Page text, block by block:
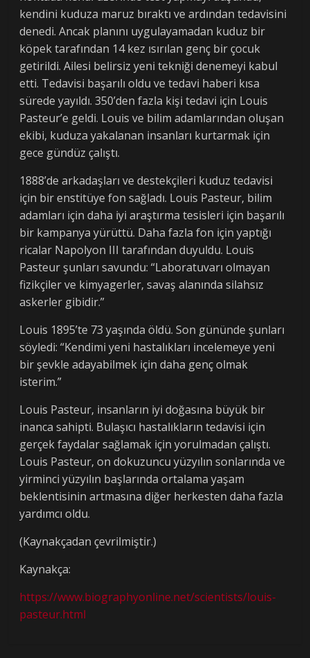
kendini kuduza maruz bıraktı ve ardından tedavisini
denedi. Ancak planını uygulayamadan kuduz bir
köpek tarafından 14 kez ısırılan genç bir çocuk
getirildi. Ailesi belirsiz yeni tekniği denemeyi kabul
etti. Tedavisi başarılı oldu ve tedavi haberi kısa
sürede yayıldı. 350’den fazla kişi tedavi için Louis
Pasteur’e geldi. Louis ve bilim adamlarından oluşan
ekibi, kuduza yakalanan insanları kurtarmak için
gece gündüz çalıştı.
1888’de arkadaşları ve destekçileri kuduz tedavisi
için bir enstitüye fon sağladı. Louis Pasteur, bilim
adamları için daha iyi araştırma tesisleri için başarılı
bir kampanya yürüttü. Daha fazla fon için yaptığı
ricalar Napolyon III tarafından duyuldu. Louis
Pasteur şunları savundu: “Laboratuvarı olmayan
fizikçiler ve kimyagerler, savaş alanında silahsız
askerler gibidir.”
Louis 1895’te 73 yaşında öldü. Son gününde şunları
söyledi: “Kendimi yeni hastalıkları incelemeye yeni
bir şevkle adayabilmek için daha genç olmak
isterim.”
Louis Pasteur, insanların iyi doğasına büyük bir
inanca sahipti. Bulaşıcı hastalıkların tedavisi için
gerçek faydalar sağlamak için yorulmadan çalıştı.
Louis Pasteur, on dokuzuncu yüzyılın sonlarında ve
yirminci yüzyılın başlarında ortalama yaşam
beklentisinin artmasına diğer herkesten daha fazla
yardımcı oldu.
(Kaynakçadan çevrilmiştir.)
Kaynakça:
https://www.biographyonline.net/scientists/louis-
pasteur.html